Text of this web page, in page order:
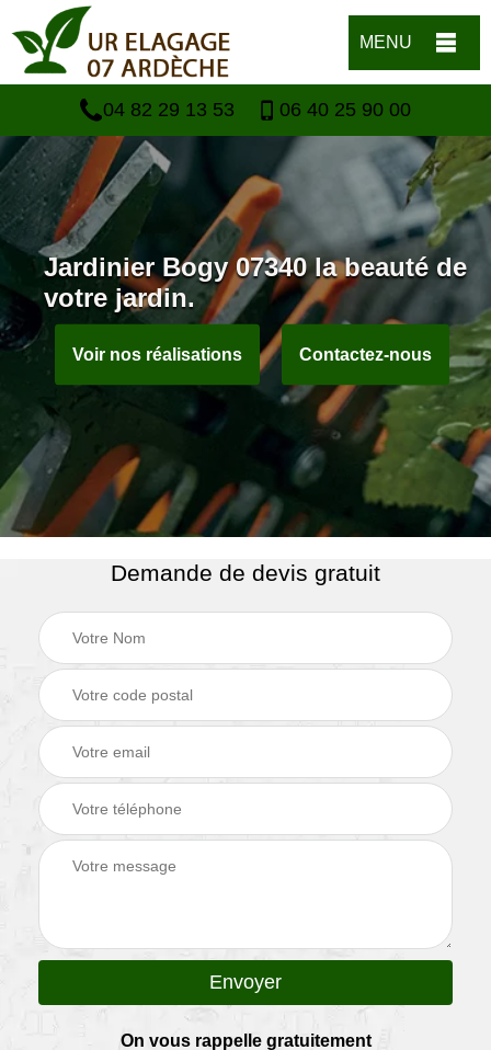
MENU
04 82 29 13 53 06 40 25 90 00
Jardinier Bogy 07340 la beauté de
votre jardin.
Voir nos réalisations Contactez-nous
Demande de devis gratuit
On vous rappelle gratuitement